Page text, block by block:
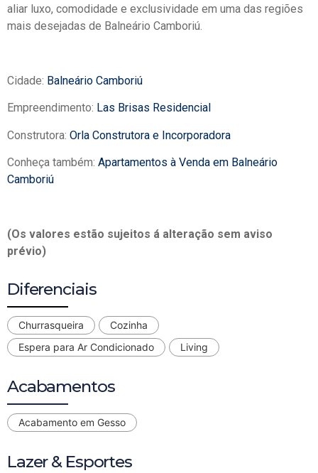
aliar luxo, comodidade e exclusividade em uma das regiões
mais desejadas de Balneário Camboriú.
Cidade: Balneário Camboriú
Empreendimento: Las Brisas Residencial
Construtora: Orla Construtora e Incorporadora
Conheça também: Apartamentos à Venda em Balneário
Camboriú
(Os valores estão sujeitos á alteração sem aviso
prévio)
Diferenciais
Churrasqueira
Cozinha
Espera para Ar Condicionado
Living
Acabamentos
Acabamento em Gesso
Lazer & Esportes